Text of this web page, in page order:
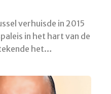
verhuisde in 2015
in het hart van de
het…